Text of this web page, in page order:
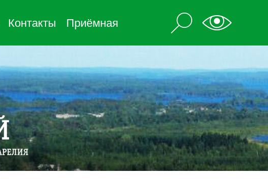
Контакты Приёмная